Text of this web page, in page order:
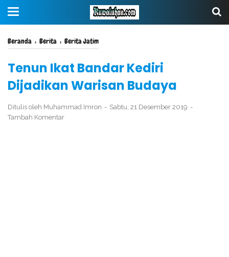
Beranda › Berita › Berita Jatim
Tenun Ikat Bandar Kediri
Dijadikan Warisan Budaya
Ditulis oleh Muhammad Imron
Sabtu, 21 Desember 2019
Tambah Komentar